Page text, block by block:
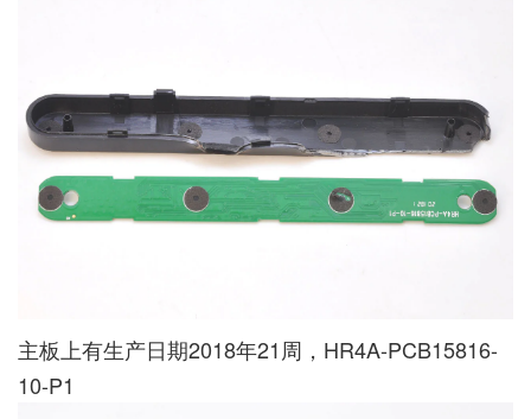
主板上有生产日期2018年21周，HR4A-PCB15816-
10-P1